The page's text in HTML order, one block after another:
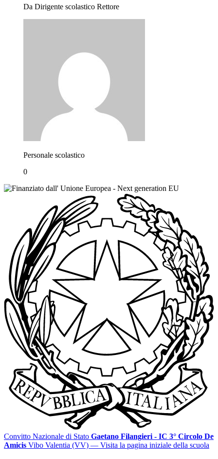
Da Dirigente scolastico Rettore
Personale scolastico
0
Convitto Nazionale di Stato Gaetano Filangieri - IC 3° Circolo De
Amicis Vibo Valentia (VV) — Visita la pagina iniziale della scuola